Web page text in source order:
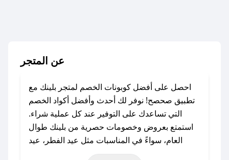
عن المتجر
احصل على أفضل كوبونات الخصم لمتجر بلينك مع
تطبيق صحصح! نوفر لك أحدث وأفضل أكواد الخصم
التي تساعدك على التوفير عند كل عملية شراء.
استمتع بعروض وخصومات حصرية من بلينك طوال
العام، سواءً في المناسبات مثل عيد الفطر، عيد
الأضحى، الجمعة البيضاء (شهر نوفمبر)، رمضان،